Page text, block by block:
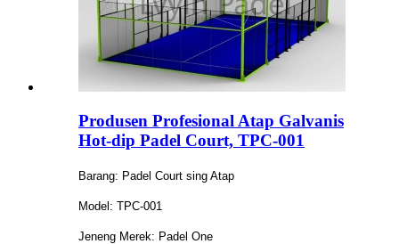
Produsen Profesional Atap Galvanis
Hot-dip Padel Court, TPC-001
Barang: Padel Court sing Atap
Model: TPC-001
Jeneng Merek: Padel One